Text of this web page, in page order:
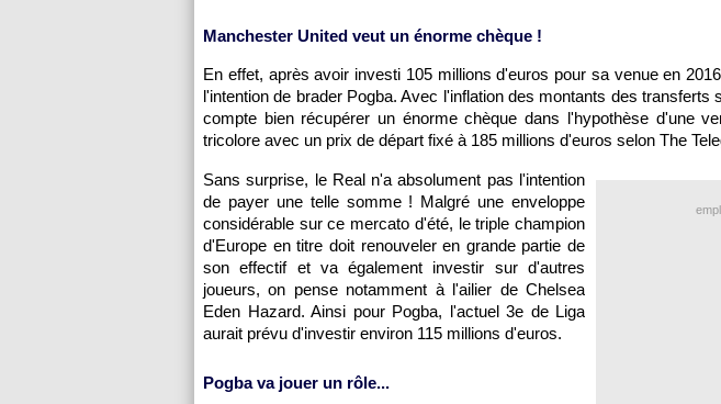
Manchester United veut un énorme chèque !
En effet, après avoir investi 105 millions d'euros pour sa venue en
l'intention de brader Pogba. Avec l'inflation des montants des transferts
compte bien récupérer un énorme chèque dans l'hypothèse d'une
tricolore avec un prix de départ fixé à 185 millions d'euros selon The
Sans surprise, le Real n'a absolument pas l'intention
de payer une telle somme ! Malgré une enveloppe
considérable sur ce mercato d'été, le triple champion
d'Europe en titre doit renouveler en grande partie de
son effectif et va également investir sur d'autres
joueurs, on pense notamment à l'ailier de Chelsea
Eden Hazard. Ainsi pour Pogba, l'actuel 3e de Liga
aurait prévu d'investir environ 115 millions d'euros.
Pogba va jouer un rôle...